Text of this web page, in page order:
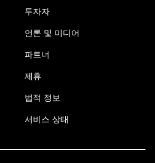
투자자
언론 및 미디어
파트너
제휴
법적 정보
서비스 상태